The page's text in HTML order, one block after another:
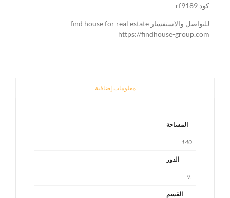
كود rf9189
للتواصل والاستفسار find house for real estate
https://findhouse-group.com
معلومات إضافية
المساحة
140
الدور
القسم